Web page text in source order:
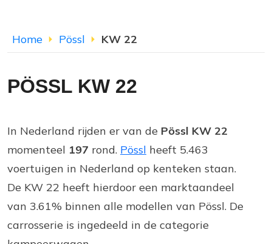
Home Pössl KW 22
PÖSSL KW 22
In Nederland rijden er van de Pössl KW 22
momenteel 197 rond. Pössl heeft 5.463
voertuigen in Nederland op kenteken staan.
De KW 22 heeft hierdoor een marktaandeel
van 3.61% binnen alle modellen van Pössl. De
carrosserie is ingedeeld in de categorie